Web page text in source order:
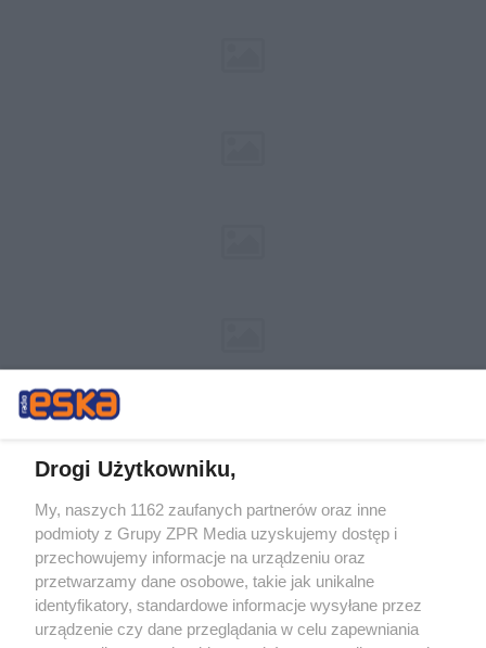
Żaden utwór zamieszczony w serwisie nie może być powielany i
rozpowszechniany lub dalej rozpowszechniany w jakikolwiek sposób (w
tym także elektroniczny lub mechaniczny) na jakimkolwiek polu
eksploatacji w jakiejkolwiek formie, włącznie z umieszczaniem w
Internecie bez pisemnej zgody właściciela praw. Jakiekolwiek użycie lub
wykorzystanie utworów w całości lub w części z naruszeniem prawa,
tzn. bez właściwej zgody, jest zabronione pod groźbą kary i może być
ścigane prawnie.
Drogi Użytkowniku,
My, naszych 1162 zaufanych partnerów oraz inne
podmioty z Grupy ZPR Media uzyskujemy dostęp i
przechowujemy informacje na urządzeniu oraz
przetwarzamy dane osobowe, takie jak unikalne
identyfikatory, standardowe informacje wysyłane przez
urządzenie czy dane przeglądania w celu zapewniania